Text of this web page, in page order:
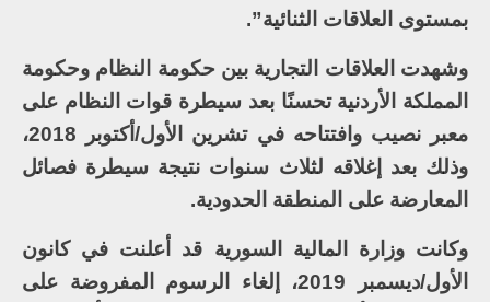
بمستوى العلاقات الثنائية”.
وشهدت العلاقات التجارية بين حكومة النظام وحكومة
المملكة الأردنية تحسنًا بعد سيطرة قوات النظام على
معبر نصيب وافتتاحه في تشرين الأول/أكتوبر 2018،
وذلك بعد إغلاقه لثلاث سنوات نتيجة سيطرة فصائل
المعارضة على المنطقة الحدودية.
وكانت وزارة المالية السورية قد أعلنت في كانون
الأول/ديسمبر 2019، إلغاء الرسوم المفروضة على